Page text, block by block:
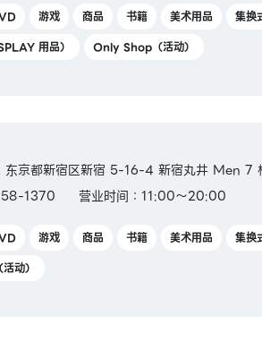
游戏 商品 书籍 美术用品 集换
用品）
Only Shop（活动）
京都新宿区新宿 5-16-4 新宿丸井 Men 7
1370
营业时间：11:00～20:00
游戏 商品 书籍 美术用品
集换
动）